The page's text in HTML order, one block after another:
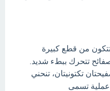
من قطع كبيرة
تتحرك ببطء شديد.
تكتونيتان، تنحني
تسمى